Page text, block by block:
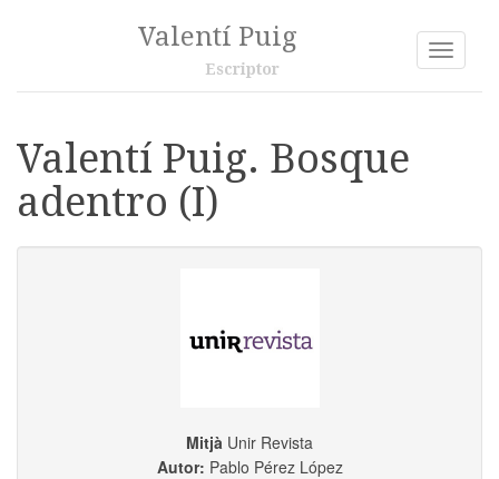
Toggle
Valentí Puig
Escriptor
Valentí Puig. Bosque
adentro (I)
Mitjà Unir Revista
Autor: Pablo Pérez López